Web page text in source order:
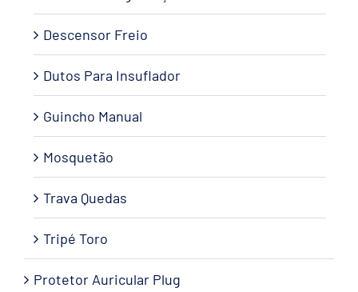
Descensor Freio
Dutos Para Insuflador
Guincho Manual
Mosquetão
Trava Quedas
Tripé Toro
Protetor Auricular Plug